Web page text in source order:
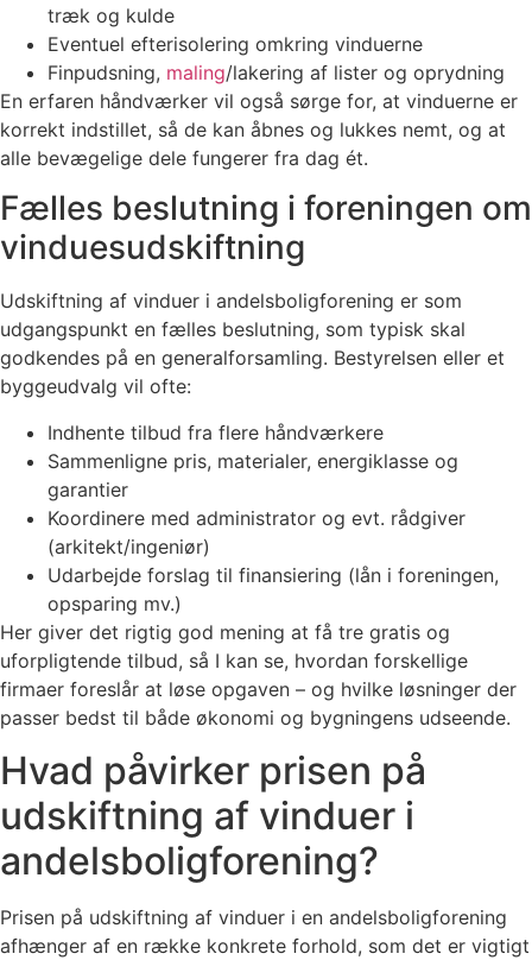
træk og kulde
Eventuel efterisolering omkring vinduerne
Finpudsning, maling/lakering af lister og oprydning
En erfaren håndværker vil også sørge for, at vinduerne er
korrekt indstillet, så de kan åbnes og lukkes nemt, og at
alle bevægelige dele fungerer fra dag ét.
Fælles beslutning i foreningen om
vinduesudskiftning
Udskiftning af vinduer i andelsboligforening er som
udgangspunkt en fælles beslutning, som typisk skal
godkendes på en generalforsamling. Bestyrelsen eller et
byggeudvalg vil ofte:
Indhente tilbud fra flere håndværkere
Sammenligne pris, materialer, energiklasse og
garantier
Koordinere med administrator og evt. rådgiver
(arkitekt/ingeniør)
Udarbejde forslag til finansiering (lån i foreningen,
opsparing mv.)
Her giver det rigtig god mening at få tre gratis og
uforpligtende tilbud, så I kan se, hvordan forskellige
firmaer foreslår at løse opgaven – og hvilke løsninger der
passer bedst til både økonomi og bygningens udseende.
Hvad påvirker prisen på
udskiftning af vinduer i
andelsboligforening?
Prisen på udskiftning af vinduer i en andelsboligforening
afhænger af en række konkrete forhold, som det er vigtigt